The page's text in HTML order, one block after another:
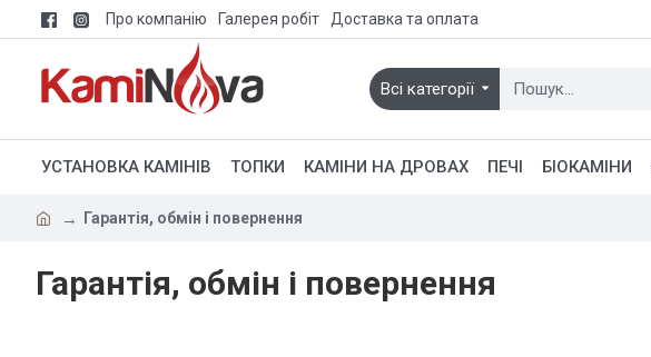
Про компанію Галерея робіт Доставка та оплата
Всі категорії
УСТАНОВКА КАМІНІВ ТОПКИ КАМІНИ НА ДРОВАХ ПЕЧІ БІОКАМІНИ
Гарантія, обмін і повернення
Гарантія, обмін і повернення